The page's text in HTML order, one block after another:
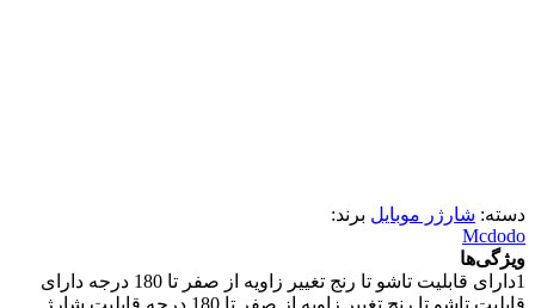
دسته: شارژر موبایل برند:
Mcdodo
ویژگی‌ها
1
دارای قابلیت تاشو تا رنج تغییر زاویه از صفر تا 180 درجه دارای
قابلیت تاشو تا رنج تغییر زاویه از صفر تا 180 درجه قابلیت شارژ